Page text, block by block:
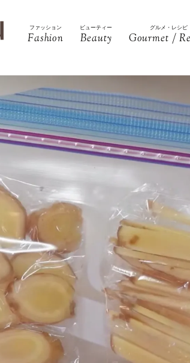
ファッション
Fashion
ビューティー
Beauty
グルメ・レシピ
Gourmet /